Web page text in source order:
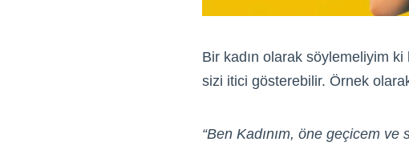
Bir kadın olarak söylemeliyim ki
sizi itici gösterebilir. Örnek
“Ben Kadınım, öne geçicem ve